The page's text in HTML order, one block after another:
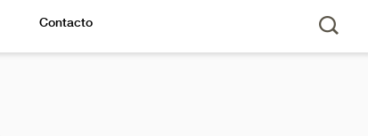
Contacto